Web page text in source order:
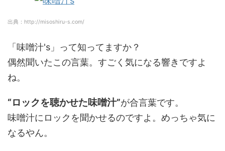
出典：http://misoshiru-s.com/
「味噌汁's」って知ってますか？
偶然聞いたこの言葉。すごく気になる響きですよ
ね。
“ロックを聴かせた味噌汁”が合言葉です。
味噌汁にロックを聞かせるのですよ。めっちゃ気に
なるやん。